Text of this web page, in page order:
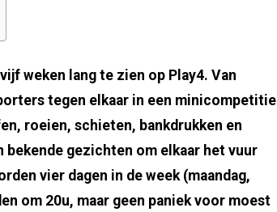
weken lang te zien op Play4. Van
tegen elkaar in een minicompetitie
roeien, schieten, bankdrukken en
bekende gezichten om elkaar het vuur
vier dagen in de week (maandag,
om 20u, maar geen paniek voor moest